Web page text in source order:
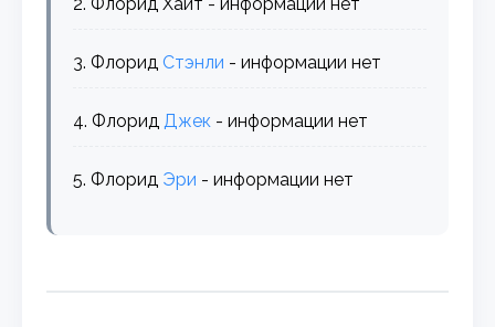
3. Флорид Стэнли - информации нет
4. ФлоридДжек - информации нет
5. Флорид Эри - информации нет